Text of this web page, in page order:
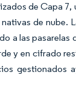
de Capa 7,
de nube.
a las pasarelas
y en cifrado
gestionados